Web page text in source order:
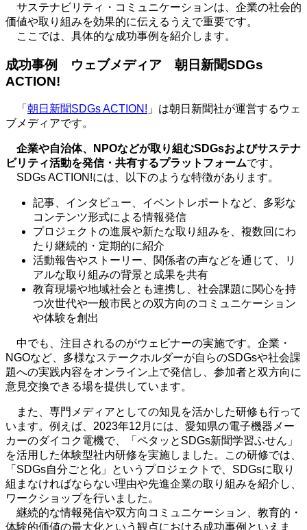
サステナビリティ・コミュニケーションは、企業の社会的
価値や取り組みを効果的に伝えるうえで重要です。
ここでは、具体的な成功事例を紹介します。
成功事例 ウェブメディア 朝日新聞SDGs
ACTION!
「 朝日新聞SDGs ACTION! 」は朝日新聞社が運営するウェ
ブメディアです。
企業や自治体、 NPOなどが取り組むSDGsおよびサステナ
ビリティ活動を発信・共有するプラットフォームです。
SDGs ACTION!には、以下のような特徴があります。
記事、インタビュー、イベントレポートなど、多彩な
コンテンツ形式による情報発信
プロジェクトの進展や新たな取り組みを、複数回にわ
たり継続的・定期的に紹介
活動報告やストーリー、関係者の声などを通じて、リ
アルな取り組みの背景と成果を共有
教育現場や地域社会とも連携し、社会課題に関心を持
つ次世代や一般市民との双方向のコミュニケーション
や体験を創出
中でも、注目されるのがウェビナーの実施です。企業・
NGOなど、多様なステークホルダーが自らのSDGsや社会課
題への実践内容をオンライン上で発信し、参加者と双方向に
意見交換できる場を提供しています。
また、専門メディアとしての知見を活かした研修も行って
います。例えば、 2023年12 月には、愛知県の電子機器メー
カーのダイコク電機で、「ペタッと SDGs新聞学習ふせん」
を活用した体験型社内研修を実施しました。この研修では、
「 SDGs自分ごと化」というプロジェクトで、 SDGsに取り
組まなければならない理由や先進企業の取り組みを紹介し、
ワークショップを行いました。
継続的な情報発信や双方向コミュニケーション、教育的・
体験的価値の最大化という観点における成功事例といえま